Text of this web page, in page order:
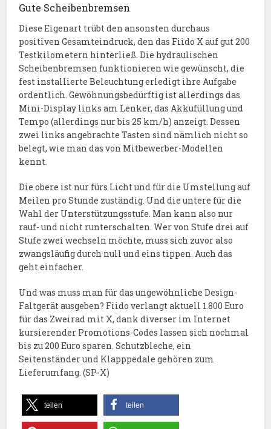
Gute Scheibenbremsen
Diese Eigenart trübt den ansonsten durchaus
positiven Gesamteindruck, den das Fiido X auf gut 200
Testkilometern hinterließ. Die hydraulischen
Scheibenbremsen funktionieren wie gewünscht, die
fest installierte Beleuchtung erledigt ihre Aufgabe
ordentlich. Gewöhnungsbedürftig ist allerdings das
Mini-Display links am Lenker, das Akkufüllung und
Tempo (allerdings nur bis 25 km/h) anzeigt. Dessen
zwei links angebrachte Tasten sind nämlich nicht so
belegt, wie man das von Mitbewerber-Modellen
kennt.
Die obere ist nur fürs Licht und für die Umstellung auf
Meilen pro Stunde zuständig. Und die untere für die
Wahl der Unterstützungsstufe. Man kann also nur
rauf- und nicht runterschalten. Wer von Stufe drei auf
Stufe zwei wechseln möchte, muss sich zuvor also
zwangsläufig durch null und eins tippen. Auch das
geht einfacher.
Und was muss man für das ungewöhnliche Design-
Faltgerät ausgeben? Fiido verlangt aktuell 1.800 Euro
für das Zweirad mit X, dank diverser im Internet
kursierender Promotions-Codes lassen sich nochmal
bis zu 200 Euro sparen. Schutzbleche, ein
Seitenständer und Klapppedale gehören zum
Lieferumfang. (SP-X)
teilen teilen